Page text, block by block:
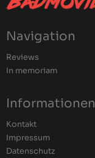
Navigation
Reviews
In memoriam
Informationen
Kontakt
Impressum
Datenschutz